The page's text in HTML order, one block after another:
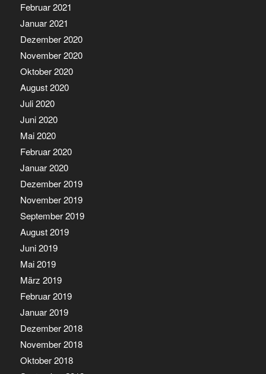
Februar 2021
Januar 2021
Dezember 2020
November 2020
Oktober 2020
August 2020
Juli 2020
Juni 2020
Mai 2020
Februar 2020
Januar 2020
Dezember 2019
November 2019
September 2019
August 2019
Juni 2019
Mai 2019
März 2019
Februar 2019
Januar 2019
Dezember 2018
November 2018
Oktober 2018